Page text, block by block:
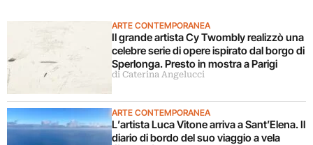
ARTE CONTEMPORANEA
Il grande artista Cy Twombly realizzò una
celebre serie di opere ispirato dal borgo di
Sperlonga. Presto in mostra a Parigi
di Caterina Angelucci
ARTE CONTEMPORANEA
L’artista Luca Vitone arriva a Sant’Elena. Il
diario di bordo del suo viaggio a vela